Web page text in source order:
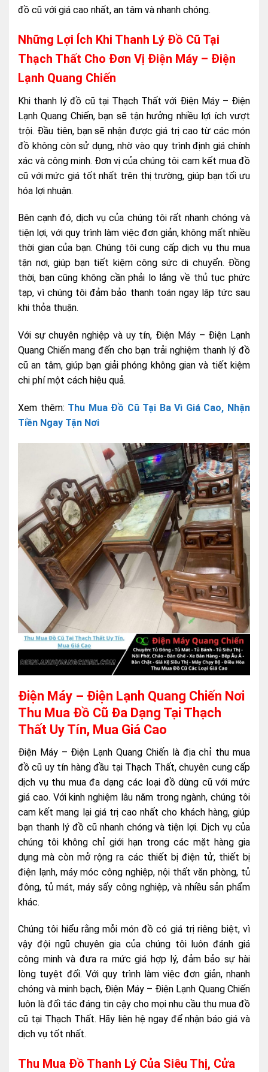
đồ cũ với giá cao nhất, an tâm và nhanh chóng.
Những Lợi Ích Khi Thanh Lý Đồ Cũ Tại
Thạch Thất Cho Đơn Vị Điện Máy – Điện
Lạnh Quang Chiến
Khi thanh lý đồ cũ tại Thạch Thất với Điện Máy – Điện
Lạnh Quang Chiến, bạn sẽ tận hưởng nhiều lợi ích vượt
trội. Đầu tiên, bạn sẽ nhận được giá trị cao từ các món
đồ không còn sử dụng, nhờ vào quy trình định giá chính
xác và công minh. Đơn vị của chúng tôi cam kết mua đồ
cũ với mức giá tốt nhất trên thị trường, giúp bạn tối ưu
hóa lợi nhuận.
Bên cạnh đó, dịch vụ của chúng tôi rất nhanh chóng và
tiện lợi, với quy trình làm việc đơn giản, không mất nhiều
thời gian của bạn. Chúng tôi cung cấp dịch vụ thu mua
tận nơi, giúp bạn tiết kiệm công sức di chuyển. Đồng
thời, bạn cũng không cần phải lo lắng về thủ tục phức
tạp, vì chúng tôi đảm bảo thanh toán ngay lập tức sau
khi thỏa thuận.
Với sự chuyên nghiệp và uy tín, Điện Máy – Điện Lạnh
Quang Chiến mang đến cho bạn trải nghiệm thanh lý đồ
cũ an tâm, giúp bạn giải phóng không gian và tiết kiệm
chi phí một cách hiệu quả.
Xem thêm: Thu Mua Đồ Cũ Tại Ba Vì Giá Cao, Nhận
Tiền Ngay Tận Nơi
Điện Máy – Điện Lạnh Quang Chiến Nơi
Thu Mua Đồ Cũ Đa Dạng Tại Thạch
Thất Uy Tín, Mua Giá Cao
Điện Máy – Điện Lạnh Quang Chiến là địa chỉ thu mua
đồ cũ uy tín hàng đầu tại Thạch Thất, chuyên cung cấp
dịch vụ thu mua đa dạng các loại đồ dùng cũ với mức
giá cao. Với kinh nghiệm lâu năm trong ngành, chúng tôi
cam kết mang lại giá trị cao nhất cho khách hàng, giúp
bạn thanh lý đồ cũ nhanh chóng và tiện lợi. Dịch vụ của
chúng tôi không chỉ giới hạn trong các mặt hàng gia
dụng mà còn mở rộng ra các thiết bị điện tử, thiết bị
điện lạnh, máy móc công nghiệp, nội thất văn phòng, tủ
đông, tủ mát, máy sấy công nghiệp, và nhiều sản phẩm
khác.
Chúng tôi hiểu rằng mỗi món đồ có giá trị riêng biệt, vì
vậy đội ngũ chuyên gia của chúng tôi luôn đánh giá
công minh và đưa ra mức giá hợp lý, đảm bảo sự hài
lòng tuyệt đối. Với quy trình làm việc đơn giản, nhanh
chóng và minh bạch, Điện Máy – Điện Lạnh Quang Chiến
luôn là đối tác đáng tin cậy cho mọi nhu cầu thu mua đồ
cũ tại Thạch Thất. Hãy liên hệ ngay để nhận báo giá và
dịch vụ tốt nhất.
Thu Mua Đồ Thanh Lý Của Siêu Thị, Cửa